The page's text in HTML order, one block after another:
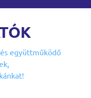
és együttműködő